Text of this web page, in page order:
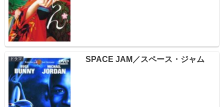
ドラマ SPACE JAM／スペース・ジャム